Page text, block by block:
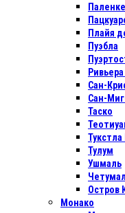
Паленке
Плайя
Пуэбла
Сан-
Сан-
Таско
Тукстла
Тулум
Ушмаль
Остров
Монако